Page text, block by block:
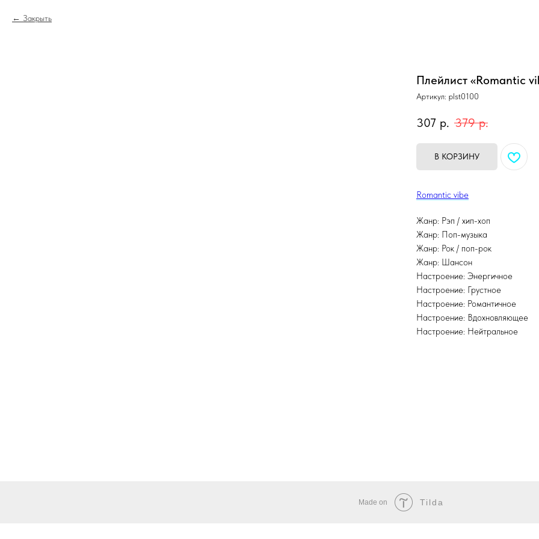
Закрыть
Плейлист «Romantic
Артикул: plst0100
307 р. 379 р.
В КОРЗИНУ
Romantic vibe
Жанр: Рэп / хип-хоп
Жанр: Поп-музыка
Жанр: Рок / поп-рок
Жанр: Шансон
Настроение: Энергичное
Настроение: Грустное
Настроение: Романтичное
Настроение: Вдохновляющее
Настроение: Нейтральное
Made on Tilda